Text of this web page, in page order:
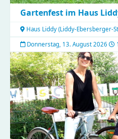
Gartenfest im Haus
Haus Liddy (Liddy-Ebersberger-
Donnerstag, 13. August 2026